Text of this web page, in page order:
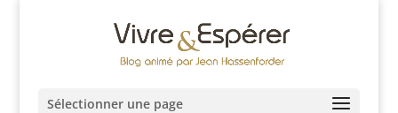
Sélectionner une page